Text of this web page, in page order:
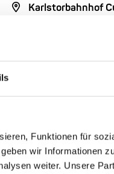
Funktionen für
wir Informationen
weiter. Unsere
Karlstorbahnhof